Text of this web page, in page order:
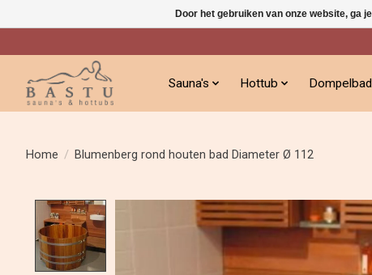
Sauna's Hottub
Home / Blumenberg rond houten bad Diameter Ø 112
Product image slideshow Items
Door het gebruiken van onze website, ga